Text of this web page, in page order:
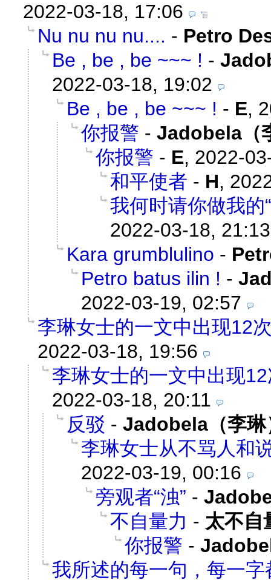
2022-03-18, 17:06
Nu nu nu nu.... - Petro
Be , be , be ~~~ ! -
2022-03-18, 19:02
Be , be , be ~~~ ! - E,
你报警 - Jadobela（
你报警 - E, 2022-
和平使者 - H,
我何时请你做我的
2022-03-18, 21:13
Kara grumblulino -
Petro batus ilin ! -
2022-03-19, 02:57
李琳女士的一文中出现12
2022-03-18, 19:56
李琳女士的一文中出现
2022-03-18, 20:11
反驳 - Jadobela（李琳
李琳女士从不骂人和
2022-03-19, 00:16
旁观者“浊” -
不自量力 - 太不自
你报警 -
我所述的每一句，每一字